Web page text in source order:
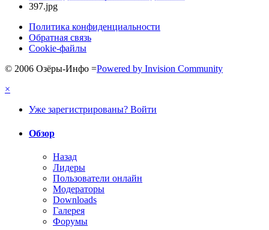
397.jpg
Политика конфиденциальности
Обратная связь
Cookie-файлы
© 2006 Озёры-Инфо =Powered by Invision Community
×
Уже зарегистрированы? Войти
Обзор
Назад
Лидеры
Пользователи онлайн
Модераторы
Downloads
Галерея
Форумы